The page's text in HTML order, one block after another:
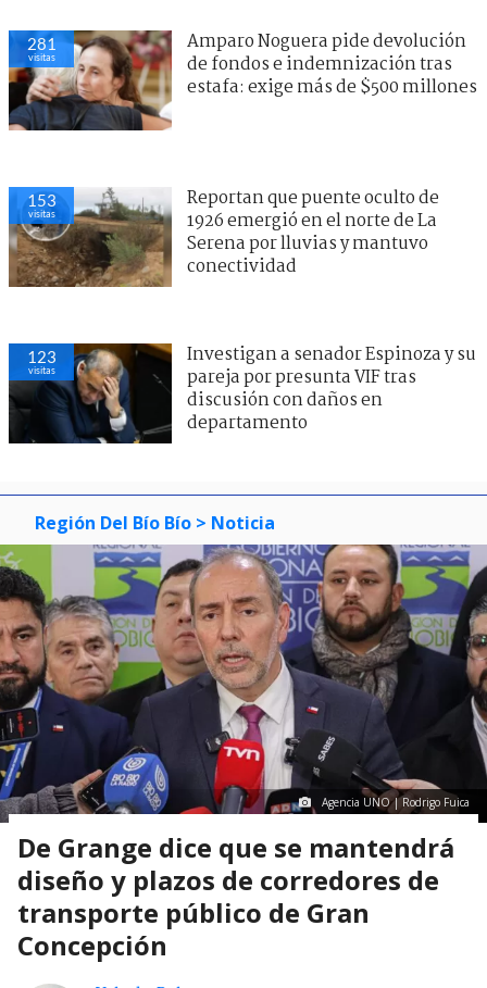
281
visitas
Amparo Noguera pide devolución
de fondos e indemnización tras
estafa: exige más de $500 millones
153
visitas
Reportan que puente oculto de
1926 emergió en el norte de La
Serena por lluvias y mantuvo
conectividad
123
visitas
Investigan a senador Espinoza y su
pareja por presunta VIF tras
discusión con daños en
departamento
Región Del Bío Bío > Noticia
Agencia UNO | Rodrigo Fuica
De Grange dice que se mantendrá
diseño y plazos de corredores de
transporte público de Gran
Concepción